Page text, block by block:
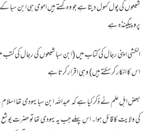
شیعوں کی پول کہول دیتا ہے جو وہ کہتے ہیں اموی ہی ابن سبا
پروپیگینڈہ ہے
الکشی اپنی رجال کی کتاب میں (ابن سبا شیعوں کی رجال کی
اس کا انکار کرسکتے ہیں) وہی اقرار کرتا ہے
بعض اہل علم نے ذکر کیا ہے کہ عبداللہ ابن سبا یہودی تھا
کی ولایت کا قائل ہوا۔ اس پہلے جب یہ یہودی تھا تو حضرت